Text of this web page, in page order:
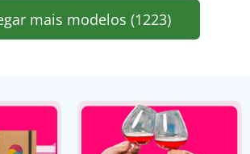
mais modelos (1223)